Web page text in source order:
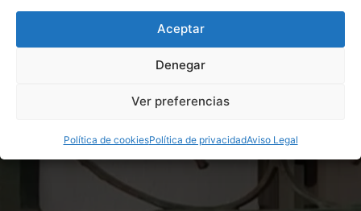
Aceptar
Denegar
Ver preferencias
Política de cookiesPolítica de privacidadAviso Legal